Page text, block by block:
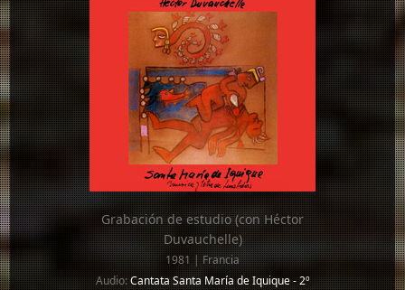
Grabación de estudio (con Héctor
Duvauchelle)
1981 | Francia
Audio:Cantata Santa María de Iquique - 2º